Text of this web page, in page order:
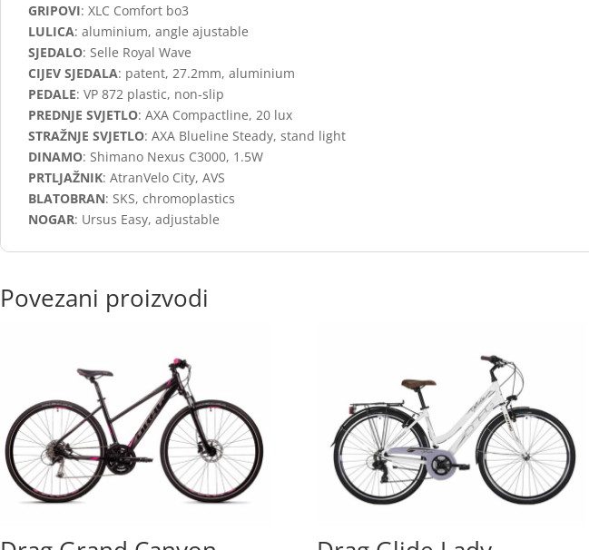
GRIPOVI: XLC Comfort bo3
LULICA: aluminium, angle ajustable
SJEDALO: Selle Royal Wave
CIJEV SJEDALA: patent, 27.2mm, aluminium
PEDALE: VP 872 plastic, non-slip
PREDNJE SVJETLO: AXA Compactline, 20 lux
STRAŽNJE SVJETLO: AXA Blueline Steady, stand light
DINAMO: Shimano Nexus C3000, 1.5W
PRTLJAŽNIK: AtranVelo City, AVS
BLATOBRAN: SKS, chromoplastics
NOGAR: Ursus Easy, adjustable
Povezani proizvodi